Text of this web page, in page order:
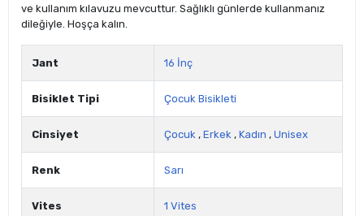
ve kullanım kılavuzu mevcuttur. Sağlıklı günlerde kullanmanız
dileğiyle. Hoşça kalın.
Jant 16 İnç
Bisiklet Tipi Çocuk Bisikleti
Cinsiyet Çocuk , Erkek , Kadın , Unisex
Renk Sarı
Vites 1 Vites